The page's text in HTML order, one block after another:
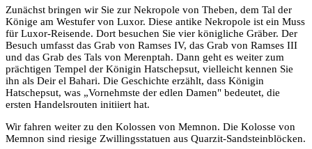
Zunächst bringen wir Sie zur Nekropole von Theben, dem Tal der
Könige am Westufer von Luxor. Diese antike Nekropole ist ein Muss
für Luxor-Reisende. Dort besuchen Sie vier königliche Gräber. Der
Besuch umfasst das Grab von Ramses IV, das Grab von Ramses III
und das Grab des Tals von Merenptah. Dann geht es weiter zum
prächtigen Tempel der Königin Hatschepsut, vielleicht kennen Sie
ihn als Deir el Bahari. Die Geschichte erzählt, dass Königin
Hatschepsut, was „Vornehmste der edlen Damen" bedeutet, die
ersten Handelsrouten initiiert hat.
Wir fahren weiter zu den Kolossen von Memnon. Die Kolosse von
Memnon sind riesige Zwillingsstatuen aus Quarzit-Sandsteinblöcken.